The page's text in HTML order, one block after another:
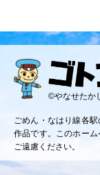
©やなせたか
ごめん・なはり線各
作品です。このホー
ご遠慮ください。